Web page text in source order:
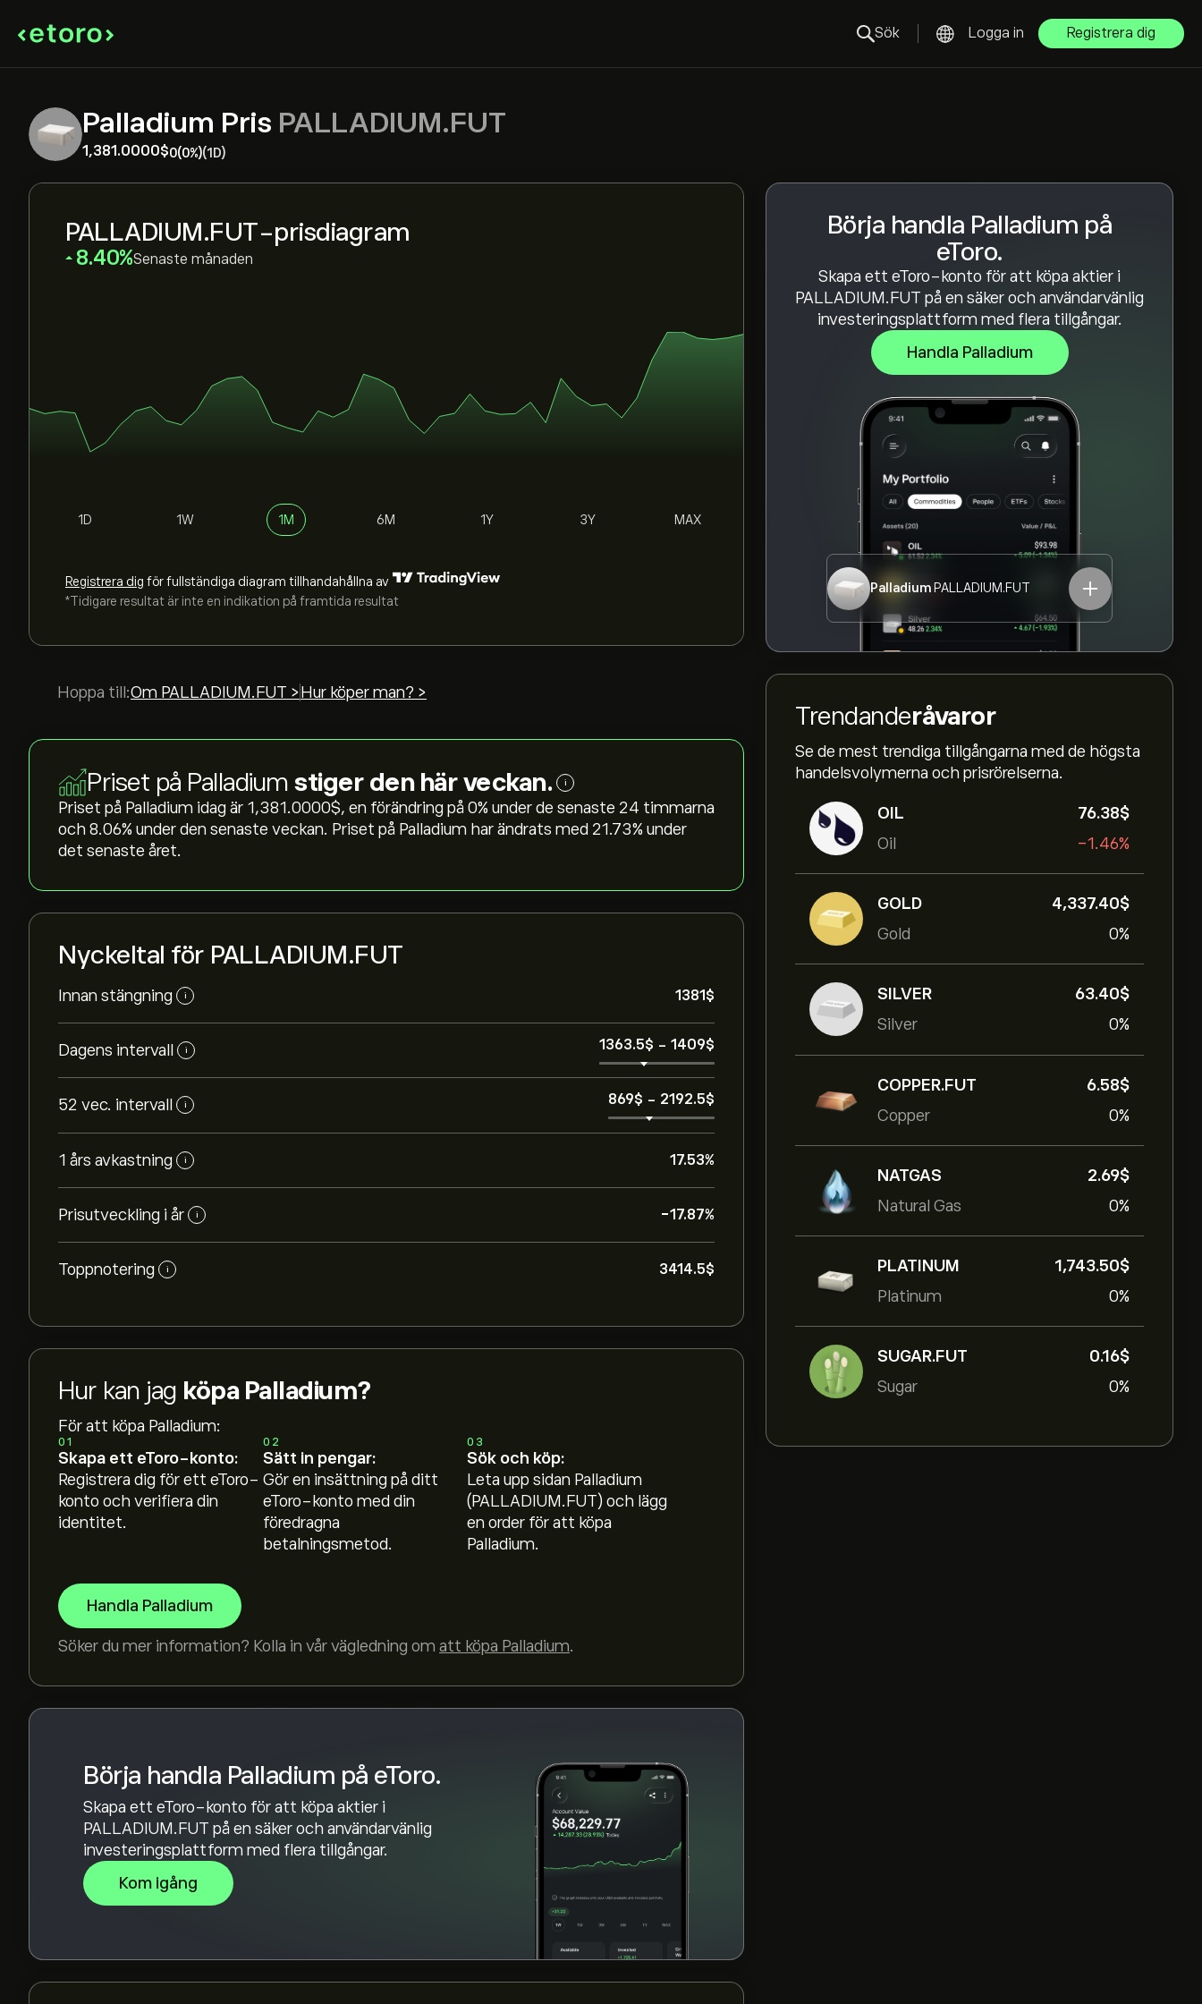
Sök Logga in Registrera dig
Palladium Pris PALLADIUM.FUT
1,381.0000‎$‎0(0%)(1D)
Börja handla Palladium på
eToro.
Skapa ett eToro-konto för att köpa aktier i
PALLADIUM.FUT på en säker och användarvänlig
investeringsplattform med flera tillgångar.
Handla Palladium
Palladium PALLADIUM.FUT
Trendanderåvaror
Se de mest trendiga tillgångarna med de högsta
handelsvolymerna och prisrörelserna.
OIL
Oil
76.38‎$‎
-1.46%
GOLD
Gold
4,337.40‎$‎
0%
SILVER
Silver
63.40‎$‎
0%
COPPER.FUT
Copper
6.58‎$‎
0%
NATGAS
Natural Gas
2.69‎$‎
0%
PLATINUM
Platinum
1,743.50‎$‎
0%
SUGAR.FUT
Sugar
0.16‎$‎
0%
PALLADIUM.FUT-prisdiagram
‎8.40‎ Senaste månaden
1D 1W 1M 6M 1Y 3Y MAX
Registrera dig för fullständiga diagram tillhandahållna av
*Tidigare resultat är inte en indikation på framtida resultat
Hoppa till:Om PALLADIUM.FUT > Hur köper man? >
Priset på Palladium stiger den här veckan. i
Priset på Palladium idag är 1,381.0000‎$‎, en förändring på ‎0‎% under de senaste 24 timmarna
och ‎8.06‎% under den senaste veckan. Priset på Palladium har ändrats med ‎21.73‎% under
det senaste året.
Nyckeltal för PALLADIUM.FUT
Innan stängning i 1381‎$‎
Dagens intervall i 1363.5‎$‎ - 1409‎$‎
52 vec. intervall i 869‎$‎ - 2192.5‎$‎
1 års avkastning i 17.53%
Prisutveckling i år i -17.87%
Toppnotering i 3414.5‎$‎
Hur kan jag köpa Palladium?
För att köpa Palladium:
01
Skapa ett eToro-konto:
Registrera dig för ett eToro-
konto och verifiera din
identitet.
02
Sätt in pengar:
Gör en insättning på ditt
eToro-konto med din
föredragna
betalningsmetod.
03
Sök och köp:
Leta upp sidan Palladium
(PALLADIUM.FUT) och lägg
en order för att köpa
Palladium.
Handla Palladium
Söker du mer information? Kolla in vår vägledning om att köpa Palladium.
Börja handla Palladium på eToro.
Skapa ett eToro-konto för att köpa aktier i
PALLADIUM.FUT på en säker och användarvänlig
investeringsplattform med flera tillgångar.
Kom igång
Palladiums toppnotering är 3,414.5000‎$‎
Välj tidsramen "1D" eller "1W" på eToro-diagrammet och zooma ut för att se de historiska
prisrörelserna för Palladium. Priset på Palladium har fluktuerat mellan 246.50‎$‎ under det
När du har skapat ett konto och satt in pengar klickar du på "Handla"-knappen och
bestämmer hur mycket Palladium du vill köpa. Du kan också lägga en order som kommer att
köpa PALLADIUM.FUT till ett angivet pris i framtiden.